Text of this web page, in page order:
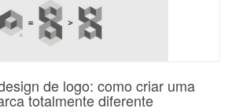
de logo: como criar uma
totalmente diferente